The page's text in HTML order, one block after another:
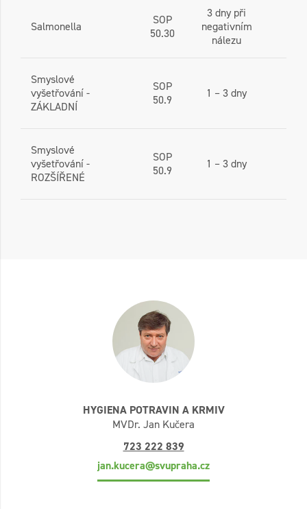
Salmonella
SOP
50.30
3 dny při
negativním
nálezu
Smyslové
vyšetřování -
ZÁKLADNÍ
SOP
50.9
1 – 3 dny
Smyslové
vyšetřování -
ROZŠÍŘENÉ
SOP
50.9
1 – 3 dny
HYGIENA POTRAVIN A KRMIV
MVDr. Jan Kučera
723 222 839
jan.kucera@svupraha.cz